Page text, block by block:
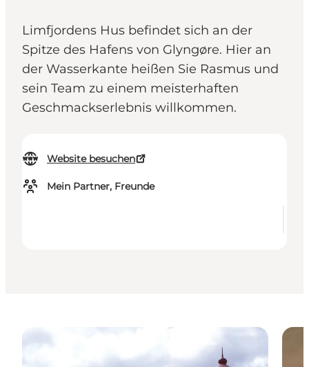
Limfjordens Hus befindet sich an der
Spitze des Hafens von Glyngøre. Hier an
der Wasserkante heißen Sie Rasmus und
sein Team zu einem meisterhaften
Geschmackserlebnis willkommen.
Website besuchen
Mein Partner, Freunde